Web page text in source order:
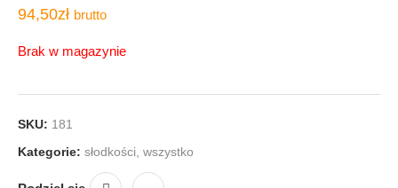
94,50zł brutto
Brak w magazynie
SKU: 181
Kategorie: słodkości wszystko